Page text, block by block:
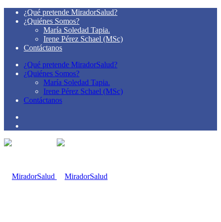
¿Qué pretende MiradorSalud?
¿Quiénes Somos?
María Soledad Tapia.
Irene Pérez Schael (MSc)
Contáctanos
¿Qué pretende MiradorSalud?
¿Quiénes Somos?
María Soledad Tapia.
Irene Pérez Schael (MSc)
Contáctanos